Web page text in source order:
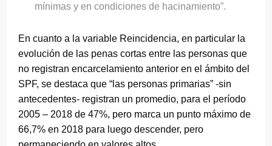
mínimas y en condiciones de hacinamiento”.
En cuanto a la variable Reincidencia, en particular la
evolución de las penas cortas entre las personas que
no registran encarcelamiento anterior en el ámbito del
SPF, se destaca que “las personas primarias” -sin
antecedentes- registran un promedio, para el período
2005 – 2018 de 47%, pero marca un punto máximo de
66,7% en 2018 para luego descender, pero